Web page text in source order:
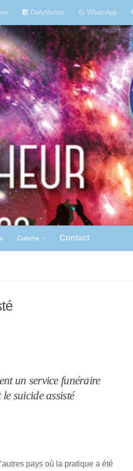
DailyMotion WhatsApp
Galerie Contact
un service funéraire
suicide assisté
pays où la pratique a été